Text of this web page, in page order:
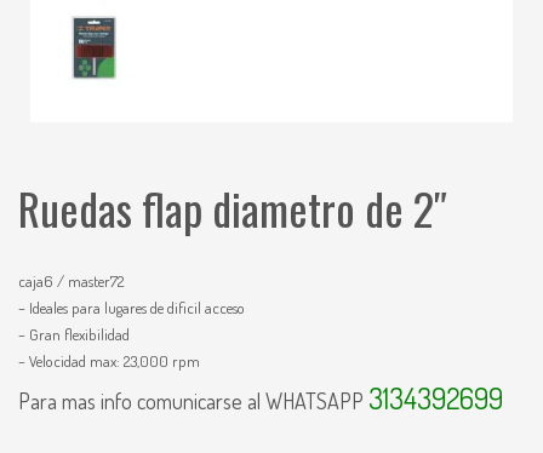
Ruedas flap diametro de 2″
caja6 / master72
– Ideales para lugares de dificil acceso
– Gran flexibilidad
– Velocidad max: 23,000 rpm
Para mas info comunicarse al WHATSAPP 3134392699